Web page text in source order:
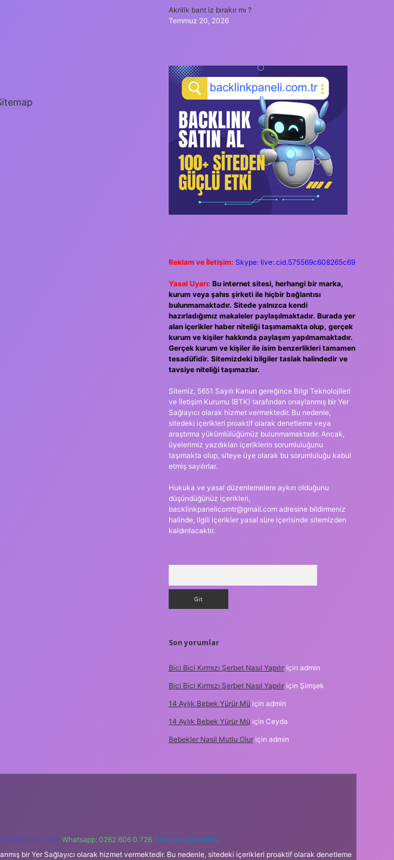
Akrilik bant iz bırakır mı ?
Temmuz 20, 2026
Reklam ve İletişim: Skype: live:.cid.575569c608265c69
Yasal Uyarı: Bu internet sitesi, herhangi bir marka,
kurum veya şahıs şirketi ile hiçbir bağlantısı
bulunmamaktadır. Sitede yalnızca kendi
hazırladığımız makaleler paylaşılmaktadır. Burada yer
alan içerikler haber niteliği taşımamakta olup, gerçek
kurum ve kişiler hakkında paylaşım yapılmamaktadır.
Gerçek kurum ve kişiler ile isim benzerlikleri tamamen
tesadüfidir. Sitemizdeki bilgiler taslak halindedir ve
tavsiye niteliği taşımazlar.
Sitemiz, 5651 Sayılı Kanun gereğince Bilgi Teknolojileri
ve İletişim Kurumu (BTK) tarafından onaylanmış bir Yer
Sağlayıcı olarak hizmet vermektedir. Bu nedenle,
sitedeki içerikleri proaktif olarak denetleme veya
araştırma yükümlülüğümüz bulunmamaktadır. Ancak,
üyelerimiz yazdıkları içeriklerin sorumluluğunu
taşımakta olup, siteye üye olarak bu sorumluluğu kabul
etmiş sayılırlar.
Hukuka ve yasal düzenlemelere aykırı olduğunu
düşündüğünüz içerikleri,
backlinkpanelicomtr@gmail.comadresine bildirmeniz
halinde, ilgili içerikler yasal süre içerisinde sitemizden
kaldırılacaktır.
Son yorumlar
Bici Bici Kırmızı Şerbet Nasıl Yapılıriçin admin
Bici Bici Kırmızı Şerbet Nasıl Yapılıriçin Şimşek
14 Aylık Bebek Yürür Mü için admin
14 Aylık Bebek Yürür Mü için Ceyda
Bebekler Nasil Mutlu Oluriçin admin
Whatsapp: 0262 606 0 726 Telegram: @karabul
bir Yer Sağlayıcı olarak hizmet vermektedir. Bu nedenle, sitedeki içerikleri proaktif olarak denetleme